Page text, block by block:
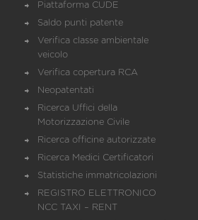
Piattaforma CUDE
Saldo punti patente
Verifica classe ambientale
veicolo
Verifica copertura RCA
Neopatentati
Ricerca Uffici della
Motorizzazione Civile
Ricerca officine autorizzate
Ricerca Medici Certificatori
Statistiche immatricolazioni
REGISTRO ELETTRONICO
NCC TAXI – RENT